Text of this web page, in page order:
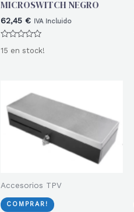
MICROSWITCH NEGRO
62,45 € IVA Incluido
con
15 en stock!
Accesorios TPV
COMPRAR!